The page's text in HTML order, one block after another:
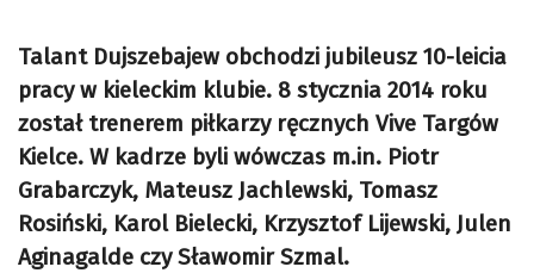
Talant Dujszebajew obchodzi jubileusz 10-leicia
pracy w kieleckim klubie. 8 stycznia 2014 roku
został trenerem piłkarzy ręcznych Vive Targów
Kielce. W kadrze byli wówczas m.in. Piotr
Grabarczyk, Mateusz Jachlewski, Tomasz
Rosiński, Karol Bielecki, Krzysztof Lijewski, Julen
Aginagalde czy Sławomir Szmal.